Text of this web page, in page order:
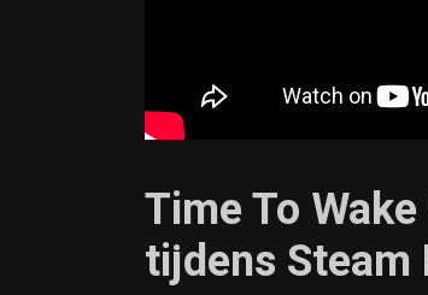
Time To
tijdens Steam